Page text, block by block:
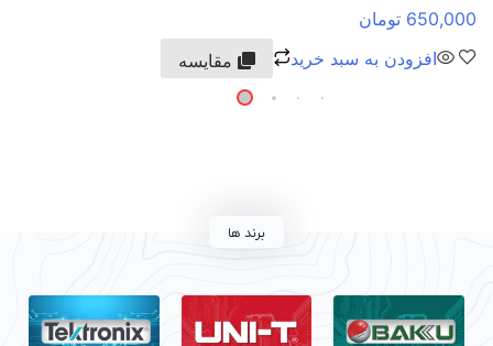
650,000 تومان
افزودن به سبد خرید
مقایسه
برند ها